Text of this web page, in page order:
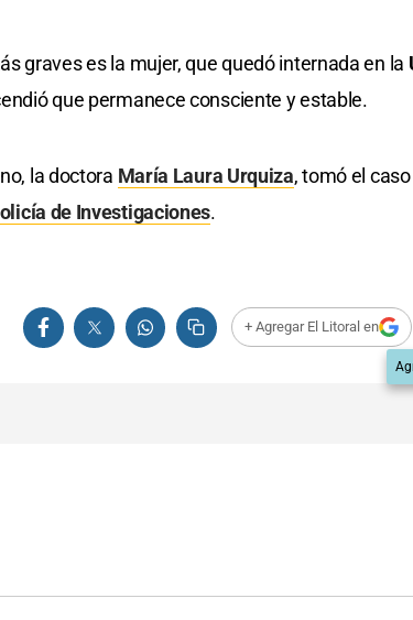
graves es la mujer, que quedó internada en la
que permanece consciente y estable.
la doctora María Laura Urquiza, tomó el
de Investigaciones.
+ Agregar El Litoral en